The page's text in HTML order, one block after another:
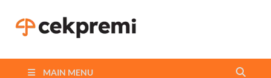
MAIN MENU